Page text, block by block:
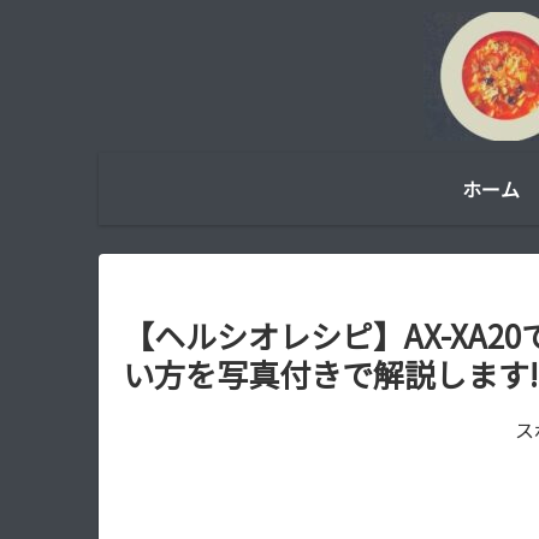
ホーム
【ヘルシオレシピ】AX-
い方を写真付きで解説します!